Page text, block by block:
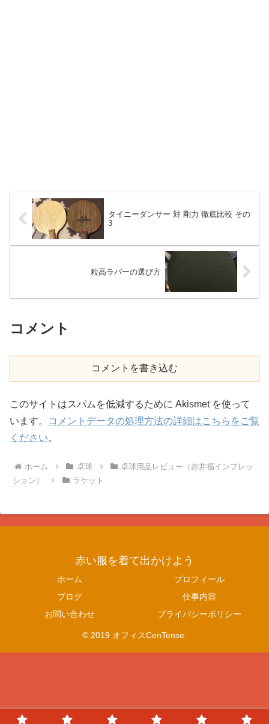
タイニーダンサー 対 剛力 徹底比較 その
3
粒高ラバーの選び方
コメント
コメントを書き込む
このサイトはスパムを低減するために Akismet を使って
います。
コメントデータの処理方法の詳細はこちらをご覧
ください。
ホーム 卓球
卓球用品レビュー（赤井福インプレッ
ション）
ラケット
赤い服を着て出かけよう
ホーム
プロフィール
ブログ
仕事内容
お問い合わせ
プライバシーポリシー
© 2019 オフィスCenTense.